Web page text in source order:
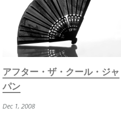
アフター・ザ・クール・ジャ
パン
Dec 1, 2008